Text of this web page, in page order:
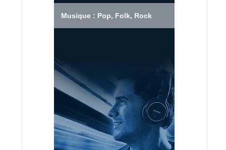
Musique : Pop, Folk, Rock